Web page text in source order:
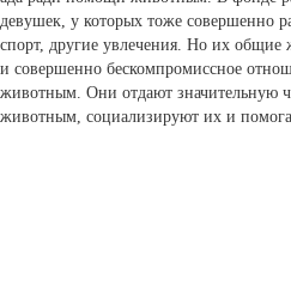
девушек, у которых тоже совершенно
спорт, другие увлечения. Но их
и совершенно бескомпромиссное
животным. Они отдают значительную
животным, социализируют их и